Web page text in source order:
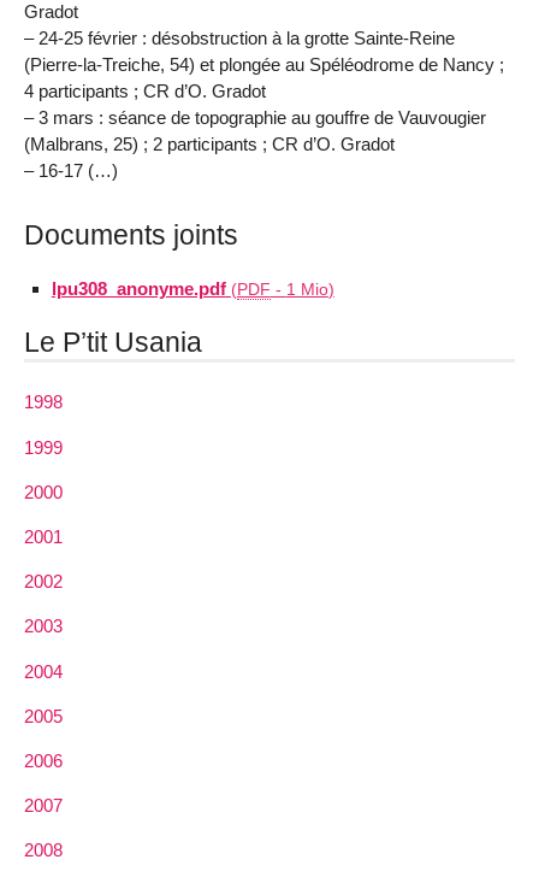
Gradot
– 24-25 février : désobstruction à la grotte Sainte-Reine
(Pierre-la-Treiche, 54) et plongée au Spéléodrome de Nancy ;
4 participants ; CR d’O. Gradot
– 3 mars : séance de topographie au gouffre de Vauvougier
(Malbrans, 25) ; 2 participants ; CR d’O. Gradot
– 16-17 (…)
Documents joints
lpu308_anonyme.pdf (PDF - 1 Mio)
Le P’tit Usania
1998
1999
2000
2001
2002
2003
2004
2005
2006
2007
2008